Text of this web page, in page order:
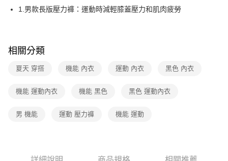
全家取貨付款
每筆NT$80，滿NT$1,000(含以上)免運費
每筆NT$80，滿NT$1,000(含以上)免運費
每筆NT$80，滿NT$1,000(含以上)免運費
1.男款長版壓力褲：運動時減輕膝蓋壓力和肌肉疲勞
相關分類
夏天 穿搭 機能 內衣 運動 內衣 黑色 內衣
機能 運動內衣 機能 黑色 黑色 運動內衣
男 機能 運動 壓力褲 機能 運動